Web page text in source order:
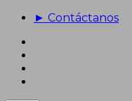
► Contáctanos